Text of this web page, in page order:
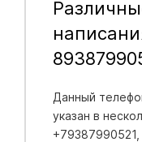
Данный
указан в